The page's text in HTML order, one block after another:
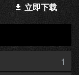
立即下载
1